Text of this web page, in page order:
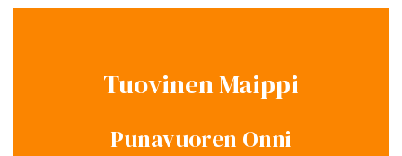
Tuovinen Maippi
Punavuoren Onni